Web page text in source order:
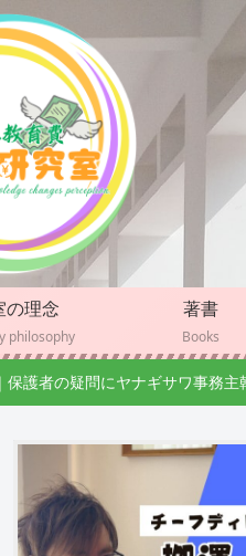
の理念
philosophy
著書
Books
護者の疑問にヤナギサワ事務主